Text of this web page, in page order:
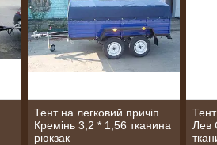
Тент на легковий причіп
Кремінь 3,2 * 1,56 тканина
рюкзак
Лев